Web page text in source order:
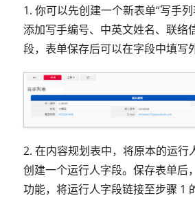
1. 你可以先创建一个新表单“写手
添加写手编号、中英文姓名、联络
段，表单保存后可以在字段中填写
2. 在内容规划表中，将原本的运行
创建一个运行人字段。保存表单后
功能，将运行人字段链接至步骤 1